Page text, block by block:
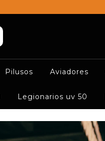
Pilusos Aviadores
Legionarios uv 50